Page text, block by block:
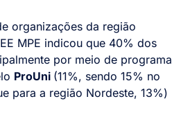
organizações da região
MPE indicou que 40% dos
por meio de
ProUni (11%, sendo 15% no
para a região Nordeste, 13%)